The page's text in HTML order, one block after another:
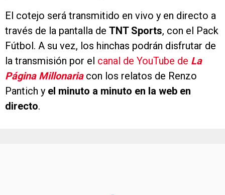
El cotejo será transmitido en vivo y en directo a
través de la pantalla de TNT Sports, con el Pack
Fútbol. A su vez, los hinchas podrán disfrutar de
la transmisión por el canal de YouTube de La
Página Millonariacon los relatos de Renzo
Pantich y el minuto a minuto en la web en
directo.